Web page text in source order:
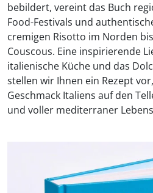
bebildert, vereint das Buch
Food-Festivals und
cremigen Risotto im Norden
Couscous. Eine inspirierende
italienische Küche und das
stellen wir Ihnen ein Rezept
Geschmack Italiens auf den
und voller mediterraner